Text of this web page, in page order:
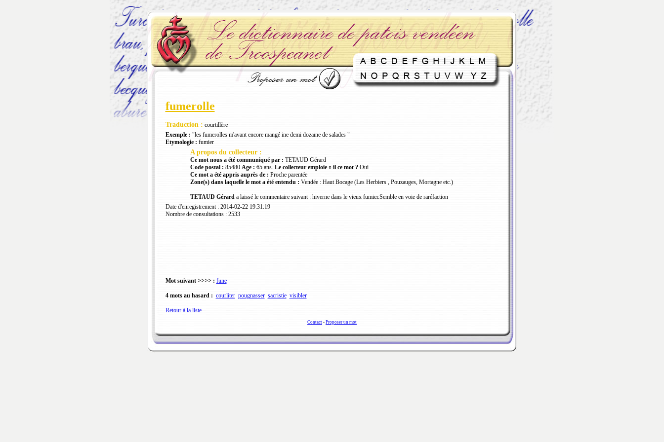
fumerolle
Traduction : courtillère
Exemple : "les fumerolles m'avant encore mangé ine demi dozaïne de salades "
Etymologie : fumier
A propos du collecteur :
Ce mot nous a été communiqué par : TETAUD Gérard
Code postal : 85480 Age : 65 ans. Le collecteur emploie-t-il ce mot ?Oui
Ce mot a été appris auprès de : Proche parentée
Zone(s) dans laquelle le mot a été entendu : Vendée : Haut Bocage (Les Herbiers , Pouzauges, Mortagne etc.)
TETAUD Gérarda laissé le commentaire suivant : hiverne dans le vieux fumier.Semble en voie de raréfaction
Date d'enregistrement : 2014-02-22 19:31:19
Nombre de consultations : 2533
Mot suivant >>>> : fune
4 mots au hasard : courliter pougnasser sacristie visibler
Retour à la liste
Contact - Proposer un mot